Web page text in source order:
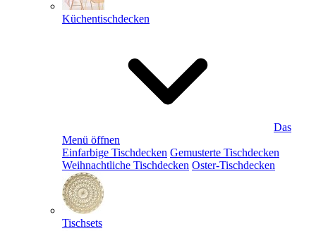
Küchentischdecken
Das
Menü öffnen
Einfarbige Tischdecken Gemusterte Tischdecken
Weihnachtliche Tischdecken Oster-Tischdecken
Tischsets